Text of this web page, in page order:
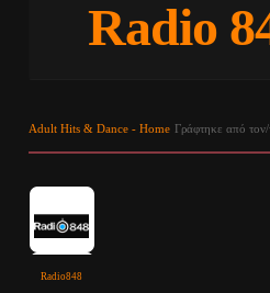
Radio
Adult Hits & Dance - Home Γράφτηκε από
Radio848